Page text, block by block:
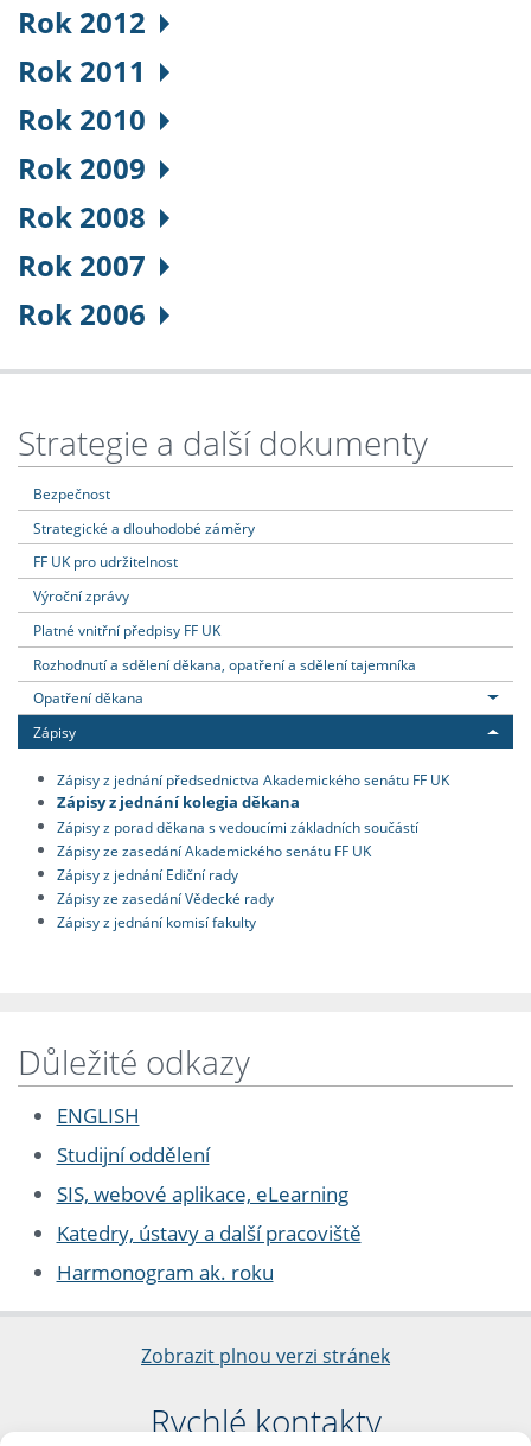
Rok 2012
Rok 2011
Rok 2010
Rok 2009
Rok 2008
Rok 2007
Rok 2006
Strategie a další dokumenty
Bezpečnost
Strategické a dlouhodobé záměry
FF UK pro udržitelnost
Výroční zprávy
Platné vnitřní předpisy FF UK
Rozhodnutí a sdělení děkana, opatření a sdělení tajemníka
Opatření děkana
Zápisy
Zápisy z jednání předsednictva Akademického senátu FF UK
Zápisy z jednání kolegia děkana
Zápisy z porad děkana s vedoucími základních součástí
Zápisy ze zasedání Akademického senátu FF UK
Zápisy z jednání Ediční rady
Zápisy ze zasedání Vědecké rady
Zápisy z jednání komisí fakulty
Důležité odkazy
ENGLISH
Studijní oddělení
SIS, webové aplikace, eLearning
Katedry, ústavy a další pracoviště
Harmonogram ak. roku
Zobrazit plnou verzi stránek
Rychlé kontakty